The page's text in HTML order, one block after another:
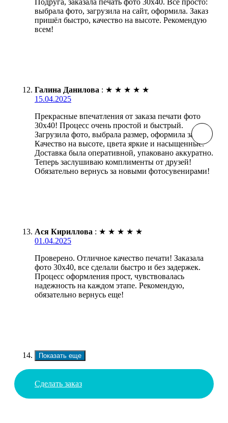
выбрала фото, загрузила на сайт, оформила. Заказ
пришёл быстро, качество на высоте. Рекомендую
всем!
Галина Данилова : ★ ★ ★ ★ ★
15.04.2025
Прекрасные впечатления от заказа печати фото
30х40! Процесс очень простой и быстрый.
Загрузила фото, выбрала размер, оформила заказ.
Качество на высоте, цвета яркие и насыщенные.
Доставка была оперативной, упаковано аккуратно.
Теперь заслушиваю комплименты от друзей!
Обязательно вернусь за новыми фотосувенирами!
Ася Кириллова : ★ ★ ★ ★ ★
01.04.2025
Проверено. Отличное качество печати! Заказала
фото 30х40, все сделали быстро и без задержек.
Процесс оформления прост, чувствовалась
надежность на каждом этапе. Рекомендую,
обязательно вернусь еще!
Показать еще
Сделать заказ